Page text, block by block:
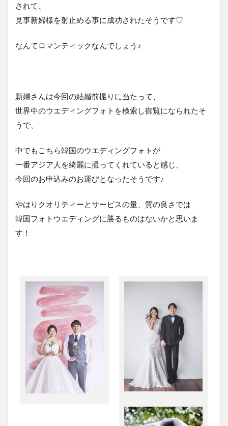
されて、
見事新婦様を射止める事に成功されたそうです♡
なんてロマンティックなんでしょう♪
新婦さんは今回の結婚前撮りに当たって、
世界中のウエディングフォトを検索し御覧になられたそ
うで、
中でもこちら韓国のウエディングフォトが
一番アジア人を綺麗に撮ってくれていると感じ、
今回のお申込みのお運びとなったそうです♪
やはりクオリティーとサービスの量、質の良さでは
韓国フォトウエディングに勝るものはないかと思いま
す！